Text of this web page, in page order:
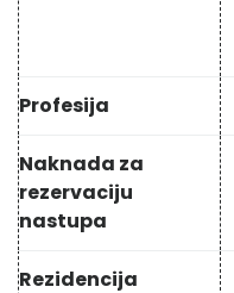
Profesija
Naknada za
rezervaciju
nastupa
Rezidencija